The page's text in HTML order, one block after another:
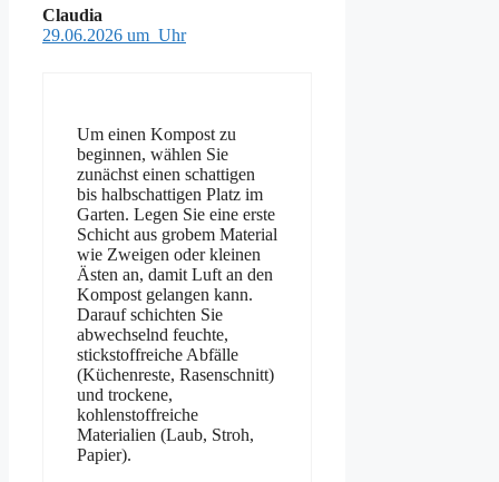
Claudia
29.06.2026 um Uhr
Um einen Kompost zu
beginnen, wählen Sie
zunächst einen schattigen
bis halbschattigen Platz im
Garten. Legen Sie eine erste
Schicht aus grobem Material
wie Zweigen oder kleinen
Ästen an, damit Luft an den
Kompost gelangen kann.
Darauf schichten Sie
abwechselnd feuchte,
stickstoffreiche Abfälle
(Küchenreste, Rasenschnitt)
und trockene,
kohlenstoffreiche
Materialien (Laub, Stroh,
Papier).